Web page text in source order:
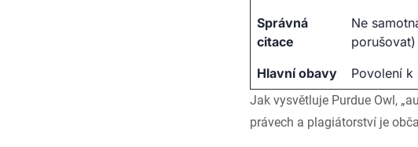
Správná
citace
Ne
porušovat)
Hlavní obavy
Povolení
Jak vysvětluje Purdue Owl,
právech a plagiátorství je